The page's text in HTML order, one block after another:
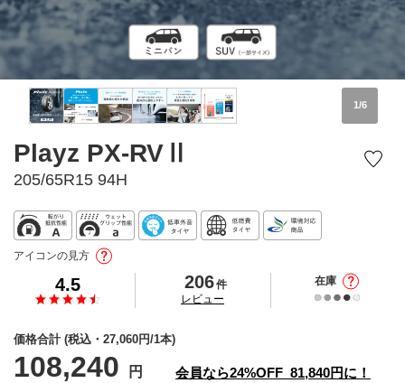
1/6
Playz PX-RVⅡ
205/65R15 94H
4.5 206件
の
レビュー
在庫
アイコンの見方
価格合計 (税込・ 27,060円/1本)
108,240 円 会員なら24%OFF 81,840円に！